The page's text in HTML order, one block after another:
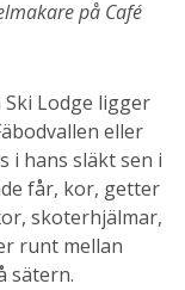
på Café
Lodge ligger
eller
i hans släkt sen i
får, kor, getter
skoterhjälmar,
runt mellan
sätern.